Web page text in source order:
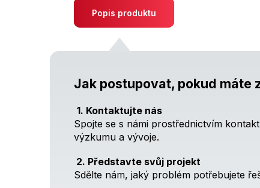
Popis produktu
Jak postupovat, pokud máte
1. Kontaktujte nás
Spojte se s námi prostřednictvím
výzkumu a vývoje.
2. Představte svůj projekt
Sdělte nám, jaký problém potřebujete